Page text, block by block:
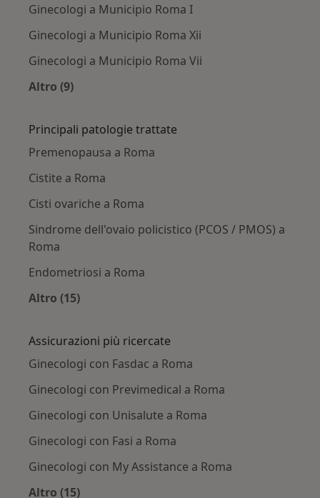
Ginecologi a Municipio Roma I
Ginecologi a Municipio Roma Xii
Ginecologi a Municipio Roma Vii
Altro (9)
Principali patologie trattate
Premenopausa a Roma
Cistite a Roma
Cisti ovariche a Roma
Sindrome dell'ovaio policistico (PCOS / PMOS) a
Roma
Endometriosi a Roma
Altro (15)
Assicurazioni più ricercate
Ginecologi con Fasdac a Roma
Ginecologi con Previmedical a Roma
Ginecologi con Unisalute a Roma
Ginecologi con Fasi a Roma
Ginecologi con My Assistance a Roma
Altro (15)